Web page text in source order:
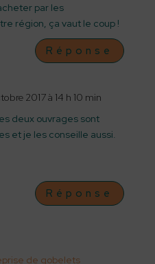
par les
région, ça vaut le coup !
Réponse
2017 à 14 h 10 min
deux ouvrages sont
et je les conseille aussi.
Réponse
de gobelets